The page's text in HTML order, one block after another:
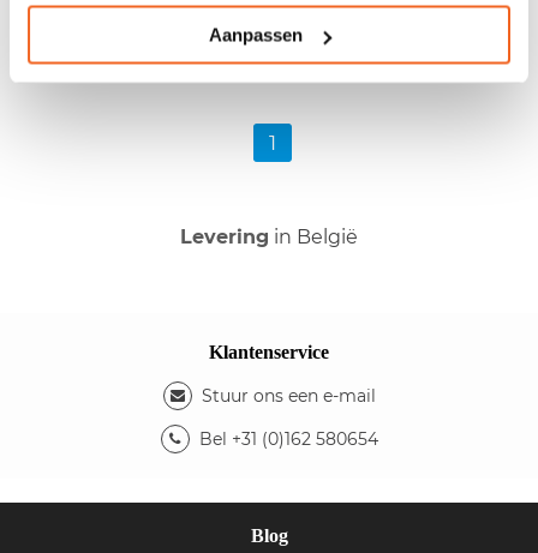
Aanpassen
139,- 110,- excl. btw
1
Leveringin België
Klantenservice
Stuur ons een e-mail
Bel +31 (0)162 580654
Blog